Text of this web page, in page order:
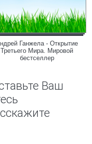
Ганжела - Открытие
Третьего Мира. Мировой
бестселлер
Ваш